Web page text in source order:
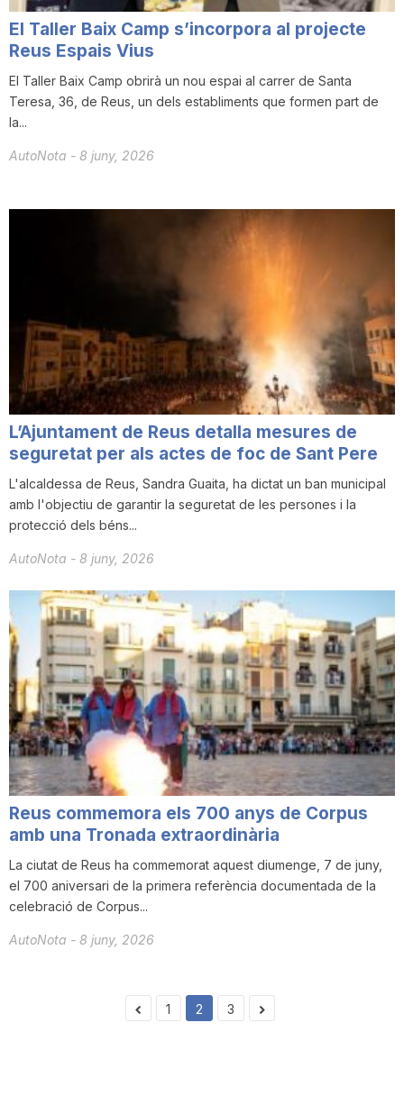
El Taller Baix Camp s’incorpora al projecte
Reus Espais Vius
El Taller Baix Camp obrirà un nou espai al carrer de Santa
Teresa, 36, de Reus, un dels establiments que formen part de
la...
AutoNota - 8 juny, 2026
L’Ajuntament de Reus detalla mesures de
seguretat per als actes de foc de Sant Pere
L'alcaldessa de Reus, Sandra Guaita, ha dictat un ban municipal
amb l'objectiu de garantir la seguretat de les persones i la
protecció dels béns...
AutoNota - 8 juny, 2026
Reus commemora els 700 anys de Corpus
amb una Tronada extraordinària
La ciutat de Reus ha commemorat aquest diumenge, 7 de juny,
el 700 aniversari de la primera referència documentada de la
celebració de Corpus...
AutoNota - 8 juny, 2026
1 2 3